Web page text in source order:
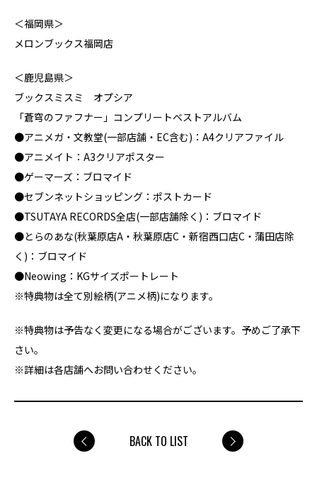
＜福岡県＞
メロンブックス福岡店
＜鹿児島県＞
ブックスミスミ オプシア
「蒼穹のファフナー」コンプリートベストアルバム
●アニメガ・文教堂(一部店舗・EC含む)：A4クリアファイル
●アニメイト：A3クリアポスター
●ゲーマーズ：ブロマイド
●セブンネットショッピング：ポストカード
●TSUTAYA RECORDS全店(一部店舗除く)：ブロマイド
●とらのあな(秋葉原店A・秋葉原店C・新宿西口店C・蒲田店除
く)：ブロマイド
●Neowing：KGサイズポートレート
※特典物は全て別絵柄(アニメ柄)になります。
※特典物は予告なく変更になる場合がございます。予めご了承下
さい。
※詳細は各店舗へお問い合わせください。
BACK TO LIST